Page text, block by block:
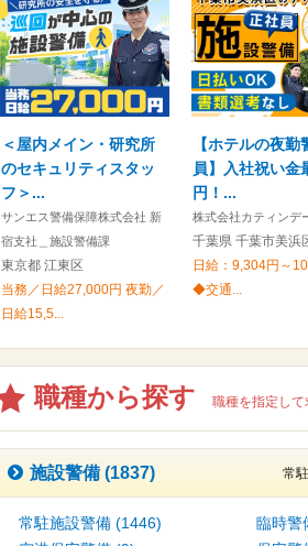
＜屋内メイン・研究所
のセキュリティスタッ
フ＞...
サンエス警備保障株式会社 新
宿支社＿施設警備課
東京都 江東区
当務／日給27,000円 夜勤／
日給15,5...
【ホテルの夜勤
員】入社祝い金
円！...
株式会社カティンデ
千葉県 千葉市美浜
日給：9,304円～
◆交通...
職種から探す 職種を指定し
施設警備 (1837) 常
常駐施設警備 (1446) 臨時警